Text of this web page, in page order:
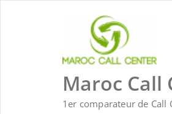
Maroc Call
1er comparateur de Call